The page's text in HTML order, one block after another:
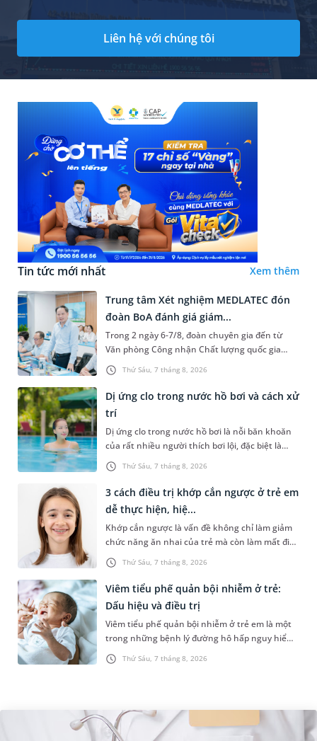
Liên hệ với chúng tôi
Tin tức mới nhất Xem thêm
Thứ Sáu, 7 tháng 8, 2026
Trung tâm Xét nghiệm MEDLATEC đón
đoàn BoA đánh giá giám...
Trong 2 ngày 6-7/8, đoàn chuyên gia đến từ
Văn phòng Công nhận Chất lượng quốc gia
(BoA) đã ghi nhận và đánh giá cao nỗ lực duy trì
hệ thống quản lý chất lượ...
Thứ Sáu, 7 tháng 8, 2026
Dị ứng clo trong nước hồ bơi và cách xử
trí
Dị ứng clo trong nước hồ bơi là nỗi băn khoăn
của rất nhiều người thích bơi lội, đặc biệt là
những trường hợp thường xuyên bơi ở những
hồ bơi nhân tạo. Bài v...
Thứ Sáu, 7 tháng 8, 2026
3 cách điều trị khớp cắn ngược ở trẻ em
dễ thực hiện, hiệ...
Khớp cắn ngược là vấn đề không chỉ làm giảm
chức năng ăn nhai của trẻ mà còn làm mất đi
sự cân đối của khuôn mặt. Do đó, cần khắc
phục sớm tình trạng này để...
Thứ Sáu, 7 tháng 8, 2026
Viêm tiểu phế quản bội nhiễm ở trẻ:
Dấu hiệu và điều trị
Viêm tiểu phế quản bội nhiễm ở trẻ em là một
trong những bệnh lý đường hô hấp nguy hiểm,
thường bùng phát vào thời điểm giao mùa. Khi
những tổn thương ban đầ...